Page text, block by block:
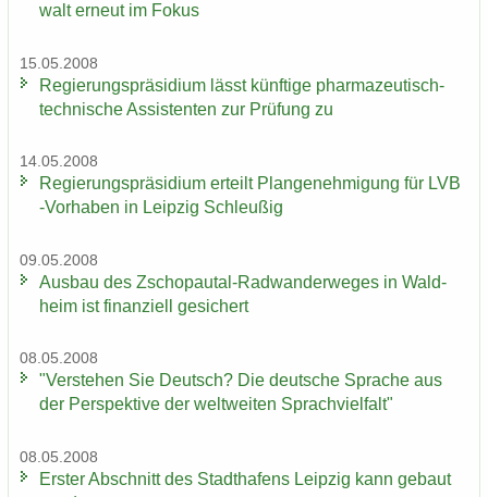
walt er­neut im Fokus
15.05.2008
Re­gie­rungs­prä­si­di­um lässt künf­ti­ge pharmazeutisch-​
technische As­sis­ten­ten zur Prü­fung zu
14.05.2008
Re­gie­rungs­prä­si­di­um er­teilt Plan­ge­neh­mi­gung für LVB
-​Vorhaben in Leip­zig Schleu­ßig
09.05.2008
Aus­bau des Zschopautal-​Radwanderweges in Wald­
heim ist fi­nan­zi­ell ge­si­chert
08.05.2008
"Ver­ste­hen Sie Deutsch? Die deut­sche Spra­che aus
der Per­spek­ti­ve der welt­wei­ten Sprach­viel­falt"
08.05.2008
Ers­ter Ab­schnitt des Stadt­ha­fens Leip­zig kann ge­baut